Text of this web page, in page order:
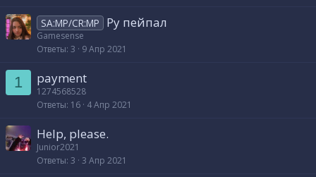
SA:MP/CR:MP Ру пейпал
Gamesense
Ответы 3 9 Апр 2021
1 payment
1274568528
Ответы 16 4 Апр 2021
Help, please.
Junior2021
Ответы 3 3 Апр 2021